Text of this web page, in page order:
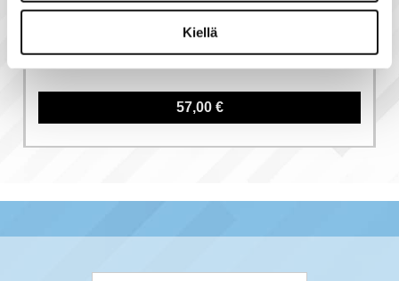
Kiellä
3-NAP C50 Hyundai
johdonsuojakatkaisija
57,00 €